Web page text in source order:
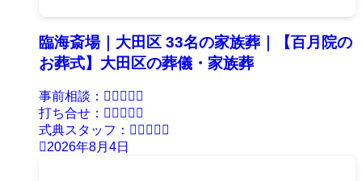
臨海斎場｜大田区 33名の家族葬｜【百月院の
お葬式】大田区の葬儀・家族葬
事前相談：
打ち合せ：
式典スタッフ：
2026年8月4日